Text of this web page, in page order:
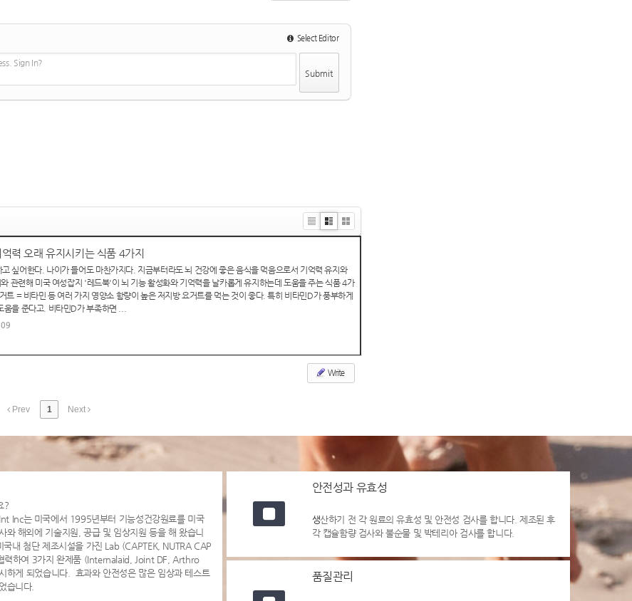
Select Editor
Sign In?
Li
Zi
G
ry
력 오래 유지시키는 식품 4가지
싶어한다. 나이가 들어도 마찬가지다. 지금부터라도 뇌 건강에 좋은 음식을 먹음으로서 기억력 유지와
관련해 미국 여성잡지 '레드북'이 뇌 기능 활성화와 기억력을 날카롭게 유지하는데 도움을 주는 식품 4가
트 = 비타민 등 여러 가지 영양소 함량이 높은 저지방 요거트를 먹는 것이 좋다. 특히 비타민D가 풍부하게
을 준다고. 비타민D가 부족하면 ...
Write
Prev 1 Next
?
Inc는 미국에서 1995년부터 기능성건강원료를 미국
와 해외에 기술지원, 공급 및 임상지원 등을 해 왔습니
국내 첨단 제조시설을 가진 Lab (CAPTEK, NUTRA CAP
력하여 3가지 완제품 (Internalaid, Joint DF, Arthro
하게 되었습니다. 효과와 안전성은 많은 임상과 테스트
습니다.
안전성과 유효성
생산하기 전 각 원료의 유효성 및 안전성 검사를 합니다. 제조된 후
각 캡슐함량 검사와 불순물 및 박테리아 검사를 합니다.
품질관리